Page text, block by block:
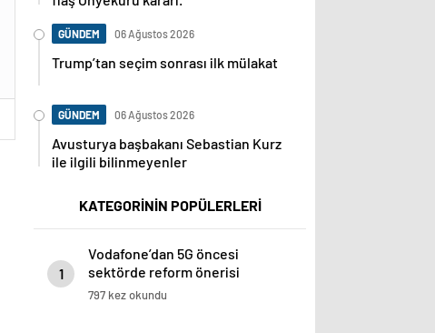
GÜNDEM 06 Ağustos 2026
Trump’tan seçim sonrası ilk mülakat
GÜNDEM 06 Ağustos 2026
Avusturya başbakanı Sebastian Kurz
ile ilgili bilinmeyenler
KATEGORİNİN POPÜLERLERİ
1
Vodafone’dan 5G öncesi
sektörde reform önerisi
797 kez okundu